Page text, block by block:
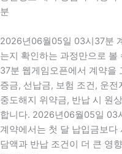
분
2026년06월05일 03시37분
는지 확인하는 과정만으로
37분 웹게임오픈에서 계약을
증금, 선납금, 보험 조건, 운
중도해지 위약금, 반납 시 원
합니다. 2026년06월05일 03
계약에서는 첫 달 납입금보
담액과 반납 조건이 더 큰 영